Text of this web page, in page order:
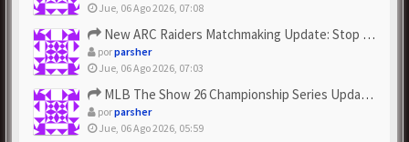
Jue, 06 Ago 2026, 07:08
New ARC Raiders Matchmaking Update: Stop Failed - Grab Bluep...
porparsher
Jue, 06 Ago 2026, 07:03
MLB The Show 26 Championship Series Update! Get Cheap & ...
porparsher
Jue, 06 Ago 2026, 05:59